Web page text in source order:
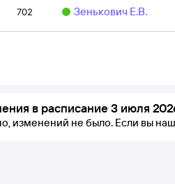
702 Зенькович Е.В.
в расписание 3 июля
изменений не было. Если вы